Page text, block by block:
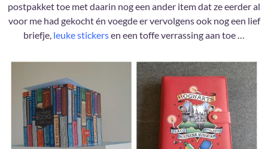
postpakket toe met daarin nog een ander item dat ze eerder al
voor me had gekocht én voegde er vervolgens ook nog een lief
briefje, leuke stickersen een toffe verrassing aan toe …